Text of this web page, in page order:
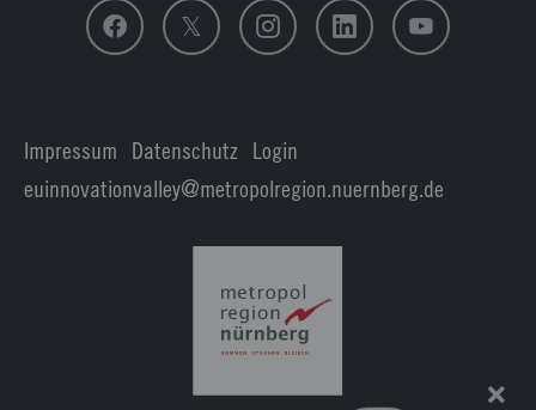
Impressum Datenschutz
Login
euinnovationvalley@metropolregion.nuernberg.de